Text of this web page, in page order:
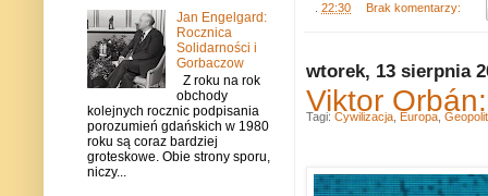
. 22:30 Brak komentarzy:
wtorek, 13 sierpnia
Viktor
Tagi: Cywilizacja Europa
Jan Engelgard:
Rocznica
Solidarności i
Gorbaczow
Z roku na rok
obchody
kolejnych rocznic podpisania
porozumień gdańskich w 1980
roku są coraz bardziej
groteskowe. Obie strony sporu,
niczy...